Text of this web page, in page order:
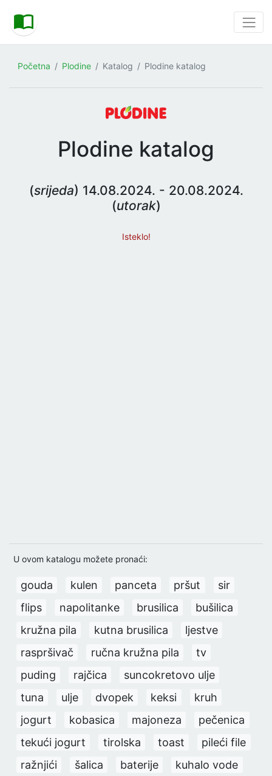
Početna Plodine Katalog Plodine katalog
Plodine katalog
(srijeda) 14.08.2024. - 20.08.2024.
(utorak)
Isteklo!
U ovom katalogu možete pronaći:
gouda kulen panceta pršut
sir
flips
napolitanke brusilica
bušilica
kružna pila
kutna brusilica
ljestve
raspršivač
ručna kružna pila
tv
puding
rajčica
suncokretovo ulje
tuna
ulje dvopek keksi
kruh
jogurt
kobasica majoneza
pečenica
tekući jogurt
tirolska toast
pileći file
ražnjići
šalica baterije
kuhalo vode